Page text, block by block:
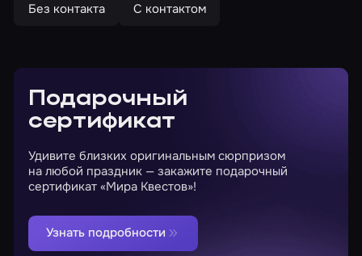
Без контакта
С контактом
Подарочный
сертификат
Удивите близких оригинальным сюрпризом
на любой праздник — закажите подарочный
сертификат «Мира Квестов»!
Узнать подробности